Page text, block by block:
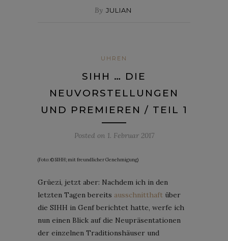
By JULIAN
UHREN
SIHH … DIE
NEUVORSTELLUNGEN
UND PREMIEREN / TEIL 1
Posted on 1. Februar 2017
(Foto: © SIHH; mit freundlicher Genehmigung)
Grüezi, jetzt aber: Nachdem ich in den
letzten Tagen bereits ausschnitthaft über
die SIHH in Genf berichtet hatte, werfe ich
nun einen Blick auf die Neupräsentationen
der einzelnen Traditionshäuser und